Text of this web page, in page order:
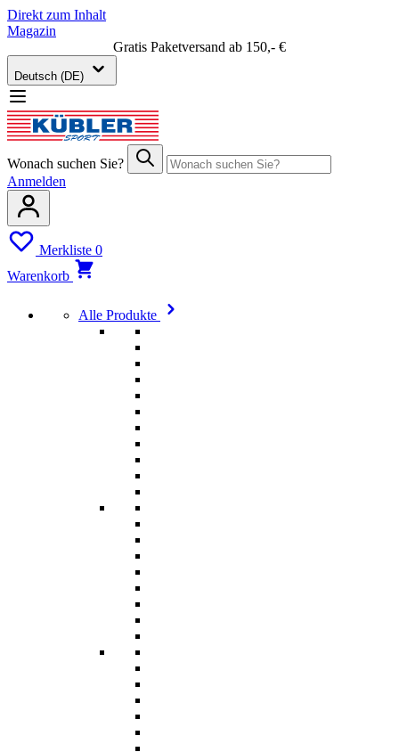
Direkt zum Inhalt
Magazin
Gratis Paketversand ab 150,- €
Deutsch (DE)
Wonach suchen Sie?
Anmelden
Merkliste 0
Warenkorb
Alle Produkte